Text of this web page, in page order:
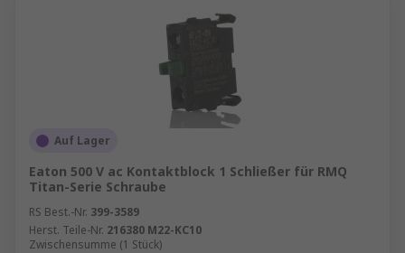
Auf Lager
Eaton 500 V ac Kontaktblock 1 Schließer für RMQ
Titan-Serie Schraube
RS Best.-Nr. 399-3589
Herst. Teile-Nr. 216380 M22-KC10
Zwischensumme (1 Stück)